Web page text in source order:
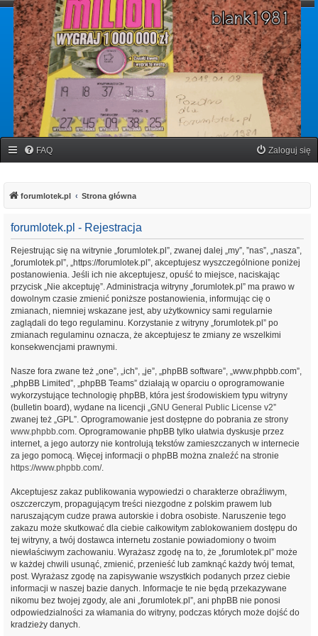
forumlotek.pl
Forum gier liczbowych
FAQ Zaloguj się
forumlotek.pl Strona główna
forumlotek.pl - Rejestracja
Rejestrując się na witrynie „forumlotek.pl”, zwanej dalej „my”, ”nas”, „nasza”,
„forumlotek.pl”, „https://forumlotek.pl”, akceptujesz wyszczególnione poniżej
postanowienia. Jeśli ich nie akceptujesz, opuść to miejsce, naciskając
przycisk „Nie akceptuję”. Administracja witryny „forumlotek.pl” ma prawo w
dowolnym czasie zmienić poniższe postanowienia, informując cię o
zmianach, niemniej wskazane jest, aby użytkownicy sami regularnie
zaglądali do tego regulaminu. Korzystanie z witryny „forumlotek.pl” po
zmianach regulaminu oznacza, że akceptujesz te zmiany ze wszelkimi
konsekwencjami prawnymi.
Nasze fora zwane też „one”, „ich”, „je”, „phpBB software”, „www.phpbb.com”,
„phpBB Limited”, „phpBB Teams” działają w oparciu o oprogramowanie
wykorzystujące technologię phpBB, która jest środowiskiem typu witryny
(bulletin board), wydane na licencji „GNU General Public License v2”
zwanej też „GPL”. Oprogramowanie jest dostępne do pobrania ze strony
www.phpbb.com. Oprogramowanie phpBB tylko ułatwia dyskusje przez
internet, a jego autorzy nie kontrolują tekstów zamieszczanych w internecie
za jego pomocą. Więcej informacji o phpBB można znaleźć na stronie
https://www.phpbb.com/.
Akceptujesz zakaz publikowania wypowiedzi o charakterze obraźliwym,
oszczerczym, propagującym treści niezgodne z polskim prawem lub
naruszającym cudze prawa autorskie i dobra osobiste. Naruszenie tego
zakazu może skutkować dla ciebie całkowitym zablokowaniem dostępu do
tej witryny, a twój dostawca internetu zostanie powiadomiony o twoim
niewłaściwym zachowaniu. Wyrażasz zgodę na to, że „forumlotek.pl” może
w każdej chwili usunąć, zmienić, przenieść lub zamknąć każdy twój temat,
post. Wyrażasz zgodę na zapisywanie wszystkich podanych przez ciebie
informacji w naszej bazie danych. Informacje te nie będą przekazywane
nikomu bez twojej zgody, ale ani „forumlotek.pl”, ani phpBB nie ponosi
odpowiedzialności za włamania do witryny, podczas których może dojść do
kradzieży danych.